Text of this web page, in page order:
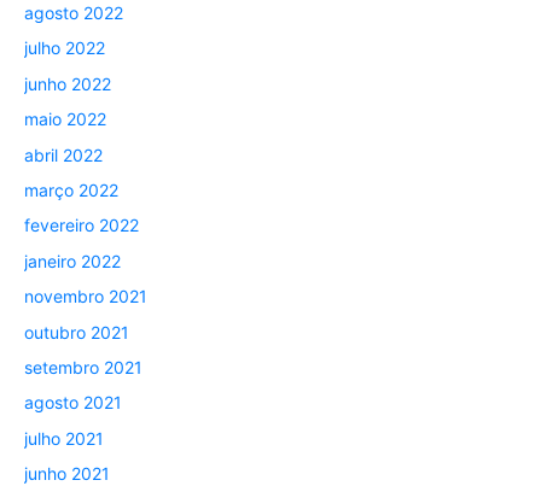
agosto 2022
julho 2022
junho 2022
maio 2022
abril 2022
março 2022
fevereiro 2022
janeiro 2022
novembro 2021
outubro 2021
setembro 2021
agosto 2021
julho 2021
junho 2021